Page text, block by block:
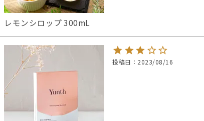
レモンシロップ 300mL
投稿日 2023/08/16